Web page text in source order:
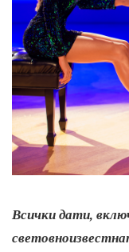
Всички дати,